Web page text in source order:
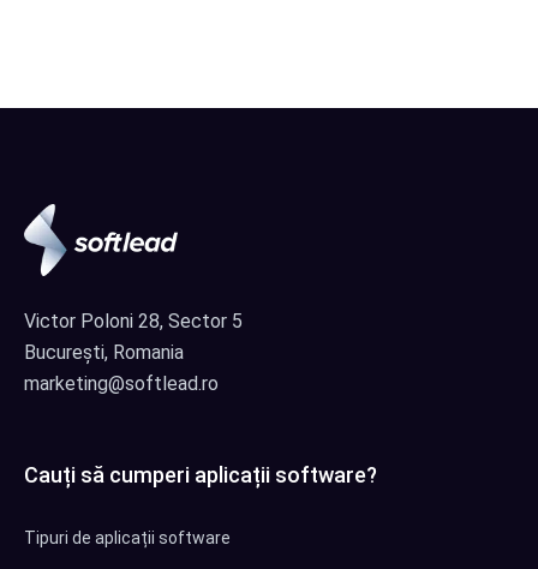
Victor Poloni 28, Sector 5
București, Romania
marketing@softlead.ro
Cauți să cumperi aplicații software?
Tipuri de aplicații software